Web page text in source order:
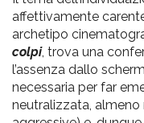
affettivamente
archetipo
colpi, trova una
l’assenza dallo
necessaria per far
neutralizzata,